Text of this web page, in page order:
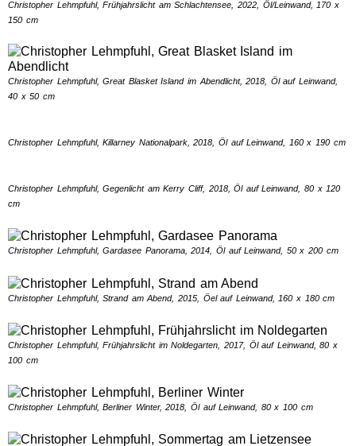
Christopher Lehmpfuhl, Frühjahrslicht am Schlachtensee, 2022, Öl/Leinwand, 170 x
150 cm
Christopher Lehmpfuhl, Great Blasket Island im Abendlicht, 2018, Öl auf Leinwand,
40 x 50 cm
Christopher Lehmpfuhl, Killarney Nationalpark, 2018, Öl auf Leinwand, 160 x 190 cm
Christopher Lehmpfuhl, Gegenlicht am Kerry Cliff, 2018, Öl auf Leinwand, 80 x 120
cm
Christopher Lehmpfuhl, Gardasee Panorama, 2014, Öl auf Leinwand, 50 x 200 cm
Christopher Lehmpfuhl, Strand am Abend, 2015, Öel auf Leinwand, 160 x 180 cm
Christopher Lehmpfuhl, Frühjahrslicht im Noldegarten, 2017, Öl auf Leinwand, 80 x
100 cm
Christopher Lehmpfuhl, Berliner Winter, 2018, Öl auf Leinwand, 80 x 100 cm